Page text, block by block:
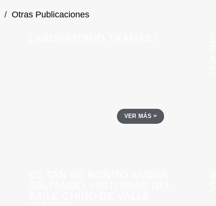
/ Otras Publicaciones
VER MÁS >